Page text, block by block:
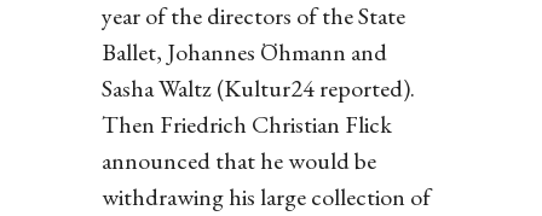
year of the directors of the State
Ballet, Johannes Öhmann and
Sasha Waltz (Kultur24 reported).
Then Friedrich Christian Flick
announced that he would be
withdrawing his large collection of